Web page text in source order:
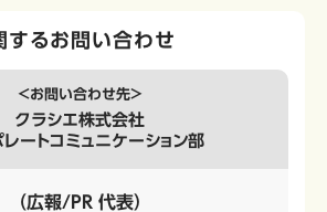
するお問い合わせ
＜お問い合わせ先＞
クラシエ株式会社
ートコミュニケーション部
（広報/PR 代表）